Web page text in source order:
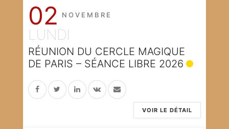
02 NOVEMBRE
LUNDI
RÉUNION DU CERCLE MAGIQUE
DE PARIS – SÉANCE LIBRE 2026
VOIR LE DÉTAIL